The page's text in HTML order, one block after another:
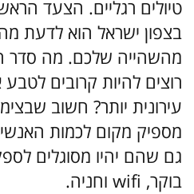
טיולים רגליים. הצעד
בצפון ישראל הוא לדעת
מהשהייה שלכם. מה סדר
רוצים להיות קרובים לטבע
עירונית יותר? חשוב
מספיק מקום לכמות
גם שהם יהיו מסוגלים
בוקר, wifi וחניה.